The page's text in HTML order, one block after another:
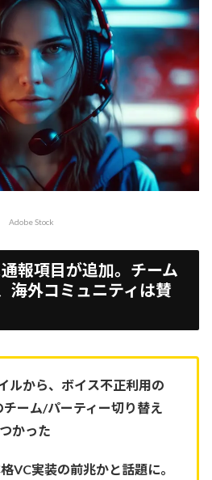
Adobe Stock
報項目が追加。チーム
海外コミュニティは賛
ルから、ボイス不正利用の
ーム/パーティー切り替え
かった
VC実装の前兆かと話題に。